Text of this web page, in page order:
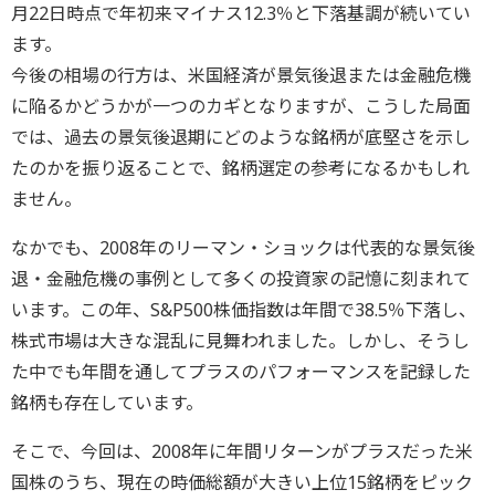
月22日時点で年初来マイナス12.3％と下落基調が続いてい
ます。
今後の相場の行方は、米国経済が景気後退または金融危機
に陥るかどうかが一つのカギとなりますが、こうした局面
では、過去の景気後退期にどのような銘柄が底堅さを示し
たのかを振り返ることで、銘柄選定の参考になるかもしれ
ません。
なかでも、2008年のリーマン・ショックは代表的な景気後
退・金融危機の事例として多くの投資家の記憶に刻まれて
います。この年、S&P500株価指数は年間で38.5％下落し、
株式市場は大きな混乱に見舞われました。しかし、そうし
た中でも年間を通してプラスのパフォーマンスを記録した
銘柄も存在しています。
そこで、今回は、2008年に年間リターンがプラスだった米
国株のうち、現在の時価総額が大きい上位15銘柄をピック